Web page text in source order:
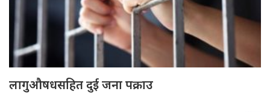
लागुऔषधसहित दुई जना पक्राउ